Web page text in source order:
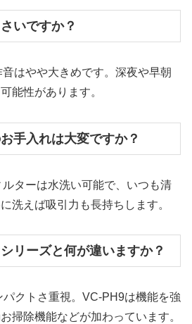
いですか？
はやや大きめです。深夜や早朝
能性があります。
手入れは大変ですか？
ターは水洗い可能で、いつも清
洗えば吸引力も長持ちします。
リーズと何が違いますか？
クトさ重視。VC-PH9は機能を強
掃除機能などが加わっています。